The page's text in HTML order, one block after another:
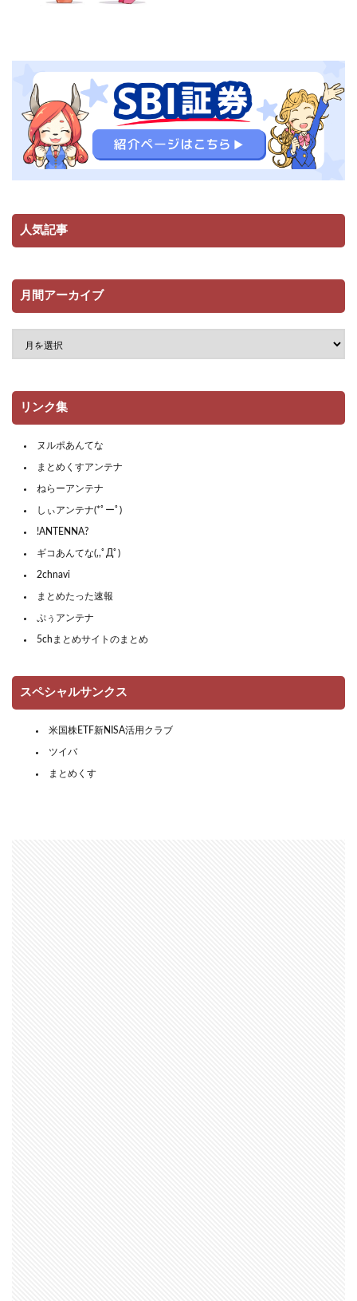
人気記事
月間アーカイブ
リンク集
ヌルポあんてな
まとめくすアンテナ
ねらーアンテナ
しぃアンテナ(*ﾟーﾟ)
!ANTENNA?
ギコあんてな(,,ﾟДﾟ)
2chnavi
まとめたった速報
ぷぅアンテナ
5chまとめサイトのまとめ
スペシャルサンクス
米国株ETF新NISA活用クラブ
ツイバ
まとめくす